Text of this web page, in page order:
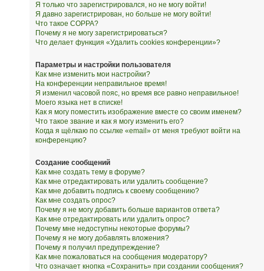
Я только что зарегистрировался, но не могу войти!
Я давно зарегистрирован, но больше не могу войти!
Что такое COPPA?
Почему я не могу зарегистрироваться?
Что делает функция «Удалить cookies конференции»?
Параметры и настройки пользователя
Как мне изменить мои настройки?
На конференции неправильное время!
Я изменил часовой пояс, но время все равно неправильное!
Моего языка нет в списке!
Как я могу поместить изображение вместе со своим именем?
Что такое звание и как я могу изменить его?
Когда я щёлкаю по ссылке «email» от меня требуют войти на
конференцию?
Создание сообщений
Как мне создать тему в форуме?
Как мне отредактировать или удалить сообщение?
Как мне добавить подпись к своему сообщению?
Как мне создать опрос?
Почему я не могу добавить больше вариантов ответа?
Как мне отредактировать или удалить опрос?
Почему мне недоступны некоторые форумы?
Почему я не могу добавлять вложения?
Почему я получил предупреждение?
Как мне пожаловаться на сообщения модератору?
Что означает кнопка «Сохранить» при создании сообщения?